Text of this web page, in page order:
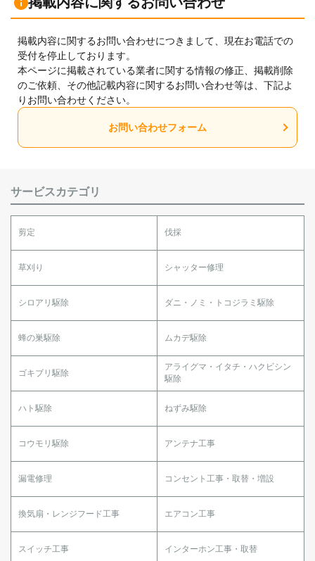
掲載内容に関するお問い合わせにつきまして、現在お電話での
受付を停止しております。
本ページに掲載されている業者に関する情報の修正、掲載削除
のご依頼、その他記載内容に関するお問い合わせ等は、下記よ
りお問い合わせください。
お問い合わせフォーム
サービスカテゴリ
剪定 伐採
草刈り シャッター修理
シロアリ駆除 ダニ・ノミ・トコジラミ駆除
蜂の巣駆除 ムカデ駆除
ゴキブリ駆除
アライグマ・イタチ・ハクビシン
駆除
ハト駆除 ねずみ駆除
コウモリ駆除 アンテナ工事
漏電修理 コンセント工事・取替・増設
換気扇・レンジフード工事 エアコン工事
スイッチ工事 インターホン工事・取替